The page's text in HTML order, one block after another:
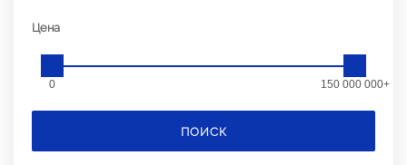
Цена
0 150 000 000+
ПОИСК